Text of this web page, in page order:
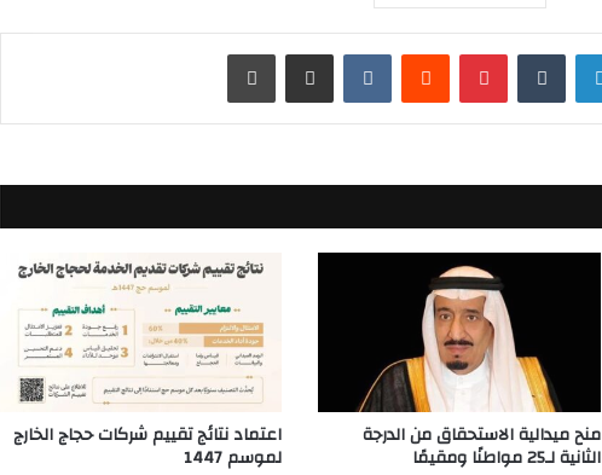
لينكدإن بينتيريست مشاركة عبر البريد طباعة
منح ميدالية الاستحقاق من الدرجة
الثانية لـ25 مواطنًا ومقيمًا
اعتماد نتائج تقييم شركات حجاج الخارج
لموسم 1447